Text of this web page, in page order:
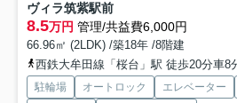
ヴィラ筑紫駅前
8.5万円 管理/共益費6,000円
66.96㎡ (2LDK) /築18年 /8階建
西鉄大牟田線「桜台」駅 徒歩20分車8
駐輪場 オートロック エレベーター